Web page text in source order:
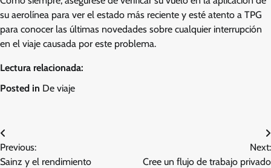
su aerolínea para ver el estado más reciente y esté atento a TPG
para conocer las últimas novedades sobre cualquier interrupción
en el viaje causada por este problema.
Lectura relacionada:
Posted in De viaje
Post
navigation
Previous:
Sainz y el rendimiento
Next:
Cree un flujo de trabajo privado